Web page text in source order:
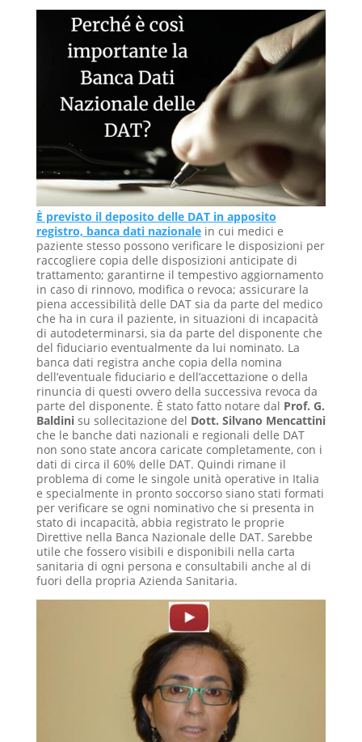
È previsto il deposito delle DAT in apposito
registro, banca dati nazionalein cui medici e
paziente stesso possono verificare le disposizioni per
raccogliere copia delle disposizioni anticipate di
trattamento; garantirne il tempestivo aggiornamento
in caso di rinnovo, modifica o revoca; assicurare la
piena accessibilità delle DAT sia da parte del medico
che ha in cura il paziente, in situazioni di incapacità
di autodeterminarsi, sia da parte del disponente che
del fiduciario eventualmente da lui nominato. La
banca dati registra anche copia della nomina
dell’eventuale fiduciario e dell’accettazione o della
rinuncia di questi ovvero della successiva revoca da
parte del disponente. È stato fatto notare dal Prof. G.
Baldini su sollecitazione del Dott. Silvano Mencattini
che le banche dati nazionali e regionali delle DAT
non sono state ancora caricate completamente, con i
dati di circa il 60% delle DAT. Quindi rimane il
problema di come le singole unità operative in Italia
e specialmente in pronto soccorso siano stati formati
per verificare se ogni nominativo che si presenta in
stato di incapacità, abbia registrato le proprie
Direttive nella Banca Nazionale delle DAT. Sarebbe
utile che fossero visibili e disponibili nella carta
sanitaria di ogni persona e consultabili anche al di
fuori della propria Azienda Sanitaria.